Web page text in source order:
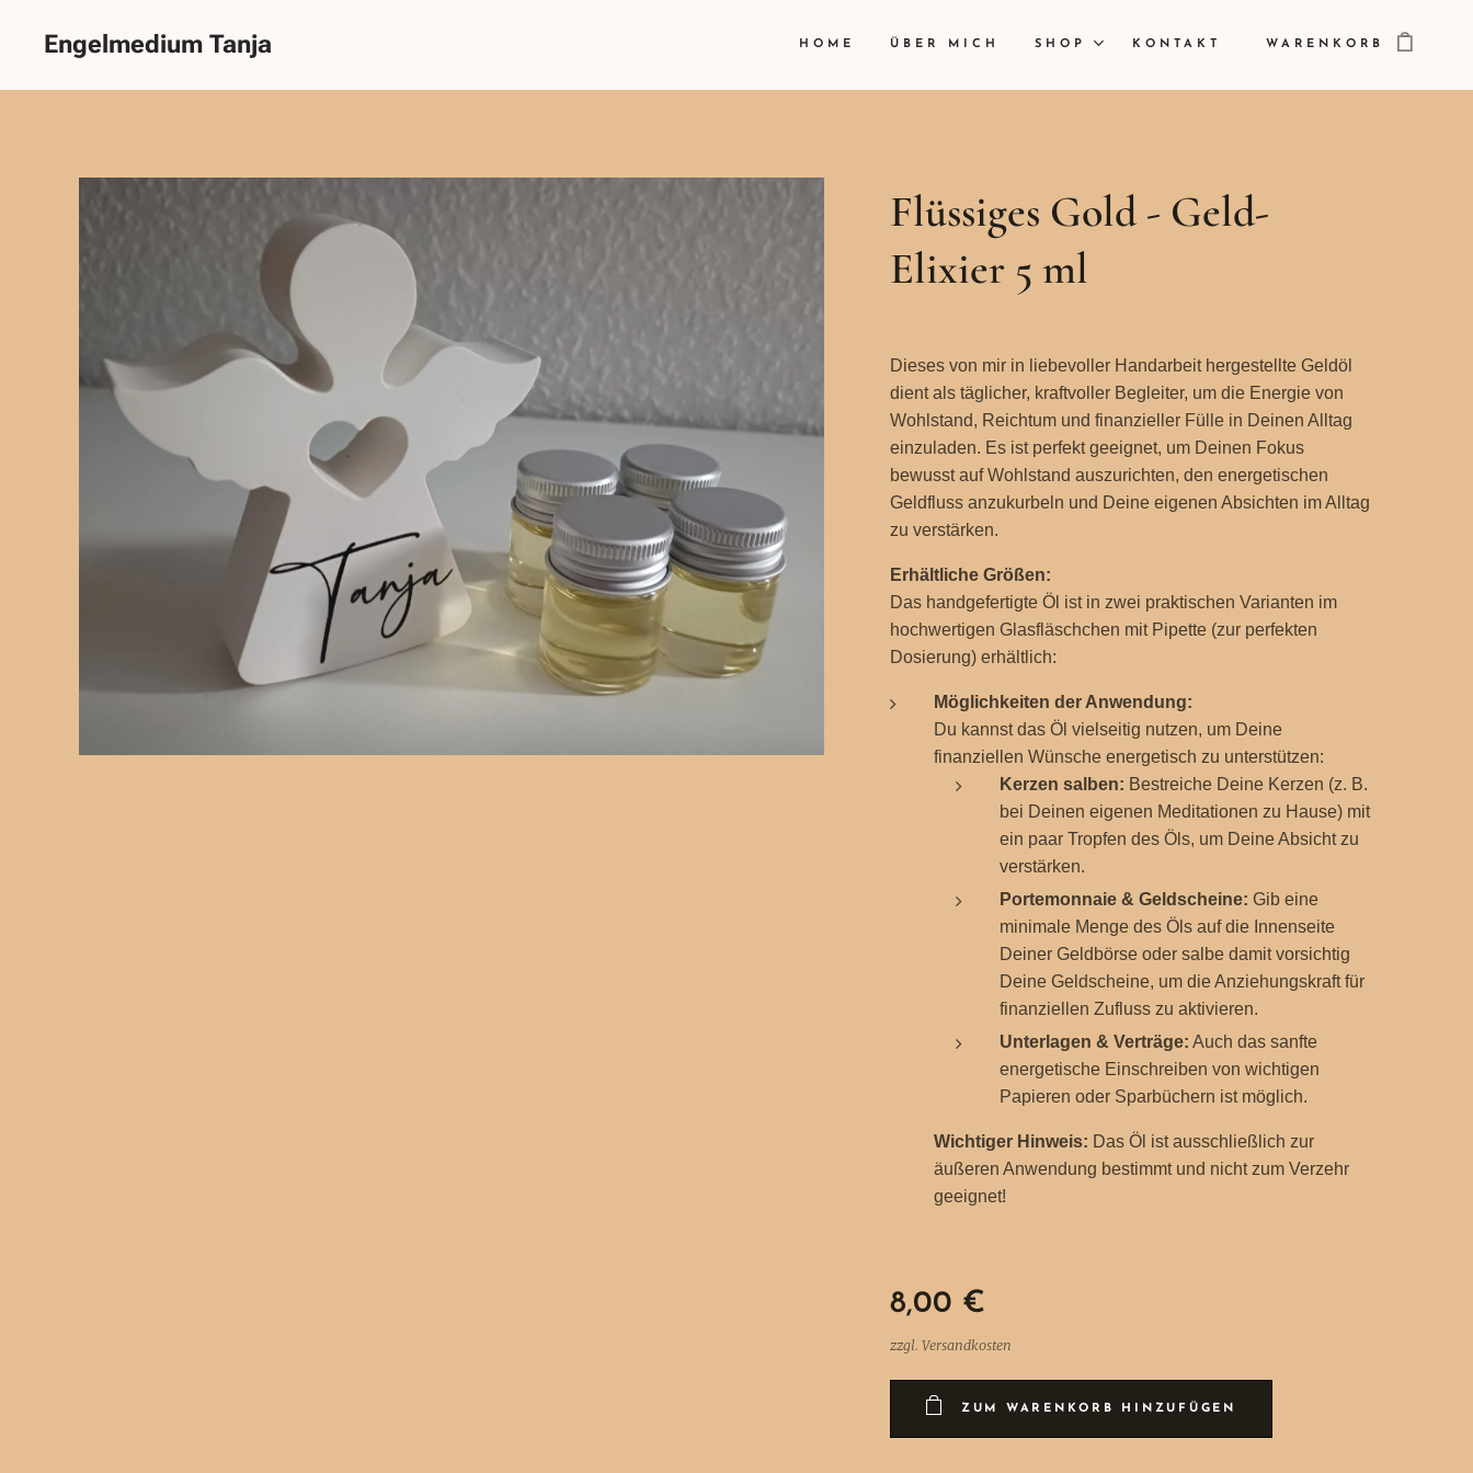
Engelmedium Tanja HOME ÜBER MICH SHOP KONTAKT WARENKORB
Flüssiges Gold - Geld-
Elixier 5 ml
Dieses von mir in liebevoller Handarbeit hergestellte Geldöl
dient als täglicher, kraftvoller Begleiter, um die Energie von
Wohlstand, Reichtum und finanzieller Fülle in Deinen Alltag
einzuladen. Es ist perfekt geeignet, um Deinen Fokus
bewusst auf Wohlstand auszurichten, den energetischen
Geldfluss anzukurbeln und Deine eigenen Absichten im Alltag
zu verstärken.
Erhältliche Größen:
Das handgefertigte Öl ist in zwei praktischen Varianten im
hochwertigen Glasfläschchen mit Pipette (zur perfekten
Dosierung) erhältlich:
Möglichkeiten der Anwendung:
Du kannst das Öl vielseitig nutzen, um Deine
finanziellen Wünsche energetisch zu unterstützen:
Kerzen salben: Bestreiche Deine Kerzen (z. B.
bei Deinen eigenen Meditationen zu Hause) mit
ein paar Tropfen des Öls, um Deine Absicht zu
verstärken.
Portemonnaie & Geldscheine: Gib eine
minimale Menge des Öls auf die Innenseite
Deiner Geldbörse oder salbe damit vorsichtig
Deine Geldscheine, um die Anziehungskraft für
finanziellen Zufluss zu aktivieren.
Unterlagen & Verträge: Auch das sanfte
energetische Einschreiben von wichtigen
Papieren oder Sparbüchern ist möglich.
Wichtiger Hinweis: Das Öl ist ausschließlich zur
äußeren Anwendung bestimmt und nicht zum Verzehr
geeignet!
8,00 €
zzgl. Versandkosten
ZUM WARENKORB HINZUFÜGEN